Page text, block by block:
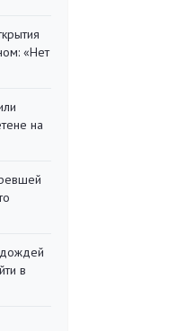
«Нет
на
в